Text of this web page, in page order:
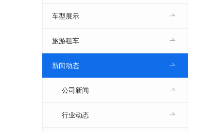
车型展示
旅游租车
新闻动态
公司新闻
行业动态